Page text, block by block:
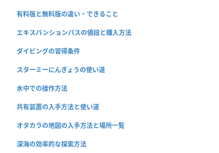
有料版と無料版の違い・できること
エキスパンションパスの値段と購入方法
ダイビングの習得条件
スターミーにんぎょうの使い道
水中での操作方法
共有装置の入手方法と使い道
オタカラの地図の入手方法と場所一覧
深海の効率的な探索方法